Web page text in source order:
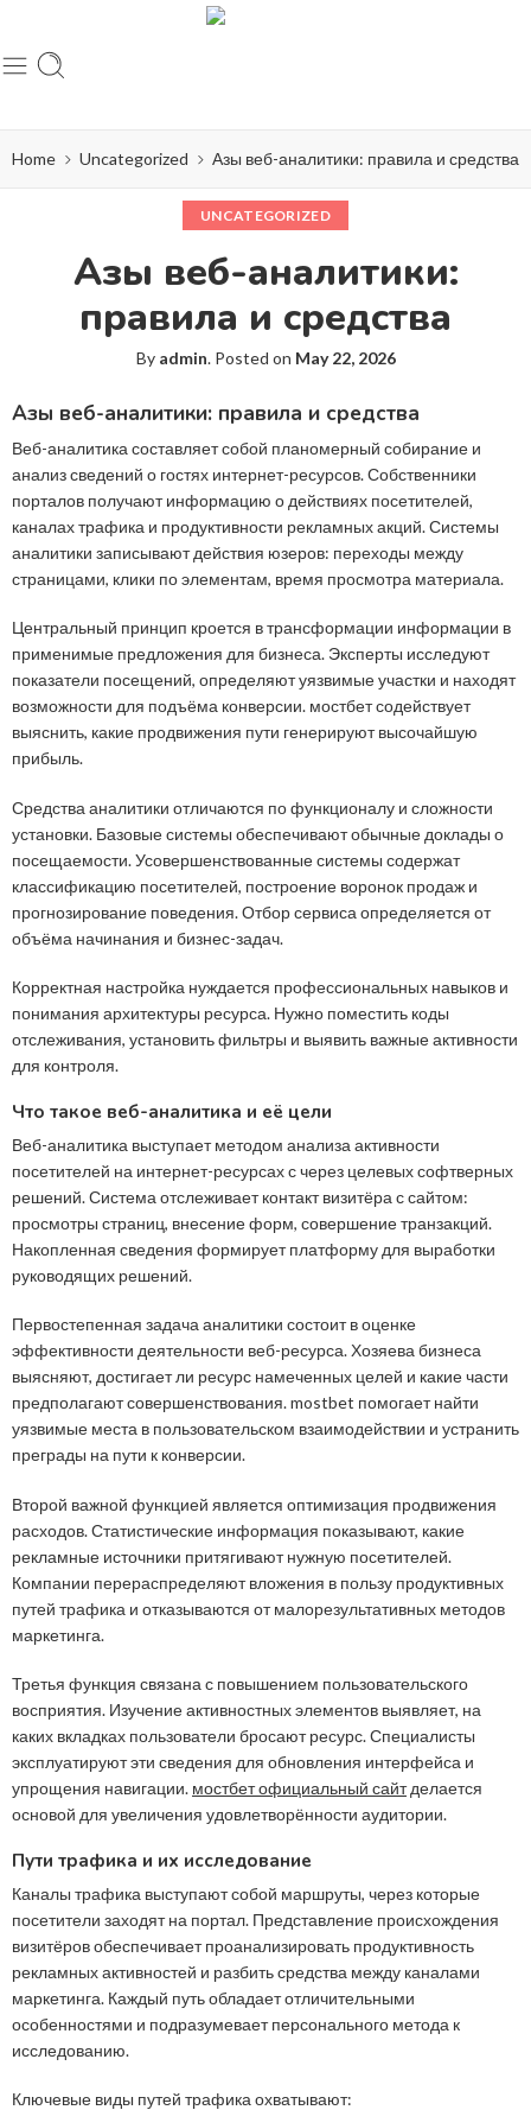
Home Uncategorized Азы веб-аналитики: правила и средства
UNCATEGORIZED
Азы веб-аналитики:
правила и средства
By admin.Posted on May 22, 2026
Азы веб-аналитики: правила и средства
Веб-аналитика составляет собой планомерный собирание и
анализ сведений о гостях интернет-ресурсов. Собственники
порталов получают информацию о действиях посетителей,
каналах трафика и продуктивности рекламных акций. Системы
аналитики записывают действия юзеров: переходы между
страницами, клики по элементам, время просмотра материала.
Центральный принцип кроется в трансформации информации в
применимые предложения для бизнеса. Эксперты исследуют
показатели посещений, определяют уязвимые участки и находят
возможности для подъёма конверсии. мостбет содействует
выяснить, какие продвижения пути генерируют высочайшую
прибыль.
Средства аналитики отличаются по функционалу и сложности
установки. Базовые системы обеспечивают обычные доклады о
посещаемости. Усовершенствованные системы содержат
классификацию посетителей, построение воронок продаж и
прогнозирование поведения. Отбор сервиса определяется от
объёма начинания и бизнес-задач.
Корректная настройка нуждается профессиональных навыков и
понимания архитектуры ресурса. Нужно поместить коды
отслеживания, установить фильтры и выявить важные активности
для контроля.
Что такое веб-аналитика и её цели
Веб-аналитика выступает методом анализа активности
посетителей на интернет-ресурсах с через целевых софтверных
решений. Система отслеживает контакт визитёра с сайтом:
просмотры страниц, внесение форм, совершение транзакций.
Накопленная сведения формирует платформу для выработки
руководящих решений.
Первостепенная задача аналитики состоит в оценке
эффективности деятельности веб-ресурса. Хозяева бизнеса
выясняют, достигает ли ресурс намеченных целей и какие части
предполагают совершенствования. mostbet помогает найти
уязвимые места в пользовательском взаимодействии и устранить
преграды на пути к конверсии.
Второй важной функцией является оптимизация продвижения
расходов. Статистические информация показывают, какие
рекламные источники притягивают нужную посетителей.
Компании перераспределяют вложения в пользу продуктивных
путей трафика и отказываются от малорезультативных методов
маркетинга.
Третья функция связана с повышением пользовательского
восприятия. Изучение активностных элементов выявляет, на
каких вкладках пользователи бросают ресурс. Специалисты
эксплуатируют эти сведения для обновления интерфейса и
упрощения навигации. мостбет официальный сайтделается
основой для увеличения удовлетворённости аудитории.
Пути трафика и их исследование
Каналы трафика выступают собой маршруты, через которые
посетители заходят на портал. Представление происхождения
визитёров обеспечивает проанализировать продуктивность
рекламных активностей и разбить средства между каналами
маркетинга. Каждый путь обладает отличительными
особенностями и подразумевает персонального метода к
исследованию.
Ключевые виды путей трафика охватывают: